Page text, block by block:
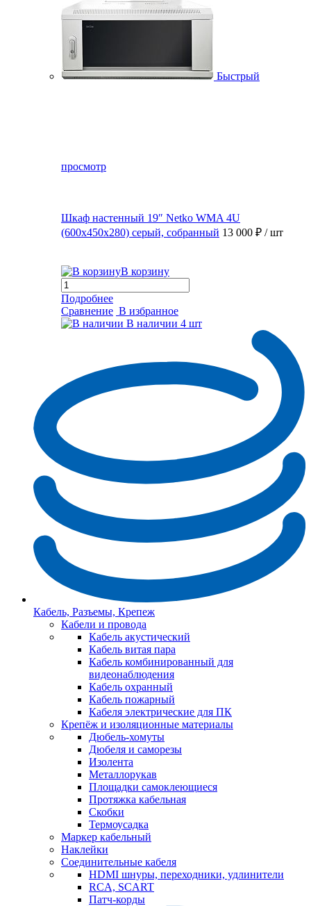
Быстрый
просмотр
Шкаф настенный 19″ Netko WMA 4U
(600x450x280) серый, собранный 13 000 ₽ / шт
В корзину
Подробнее
Сравнение В избранное
В наличии 4 шт
Кабель, Разъемы, Крепеж
Кабели и провода
Кабель акустический
Кабель витая пара
Кабель комбинированный для
видеонаблюдения
Кабель охранный
Кабель пожарный
Кабеля электрические для ПК
Крепёж и изоляционные материалы
Дюбель-хомуты
Дюбеля и саморезы
Изолента
Металлорукав
Площадки самоклеющиеся
Протяжка кабельная
Скобки
Термоусадка
Маркер кабельный
Наклейки
Соединительные кабеля
HDMI шнуры, переходники, удлинители
RCA, SCART
Патч-корды